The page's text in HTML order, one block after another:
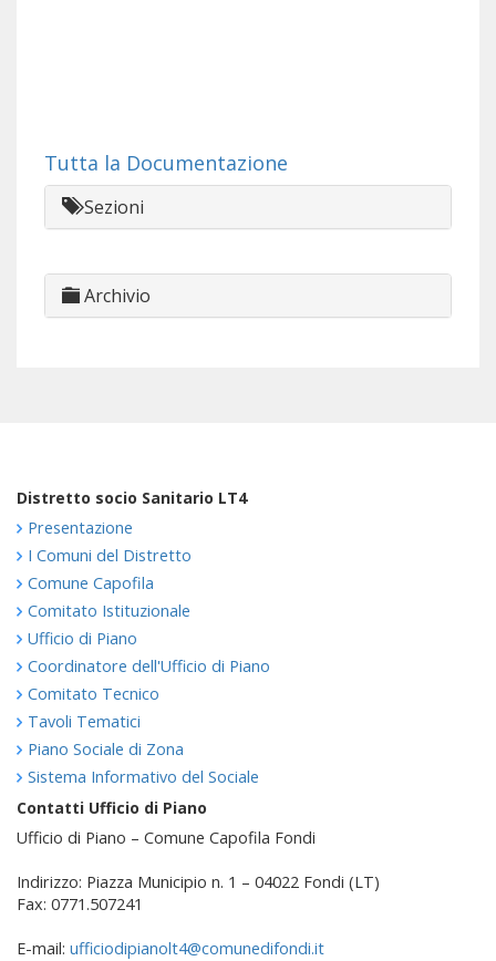
Tutta la Documentazione
Sezioni
Archivio
Distretto socio Sanitario LT4
Presentazione
I Comuni del Distretto
Comune Capofila
Comitato Istituzionale
Ufficio di Piano
Coordinatore dell'Ufficio di Piano
Comitato Tecnico
Tavoli Tematici
Piano Sociale di Zona
Sistema Informativo del Sociale
Contatti Ufficio di Piano
Ufficio di Piano – Comune Capofila Fondi
Indirizzo: Piazza Municipio n. 1 – 04022 Fondi (LT)
Fax: 0771.507241
E-mail: ufficiodipianolt4@comunedifondi.it